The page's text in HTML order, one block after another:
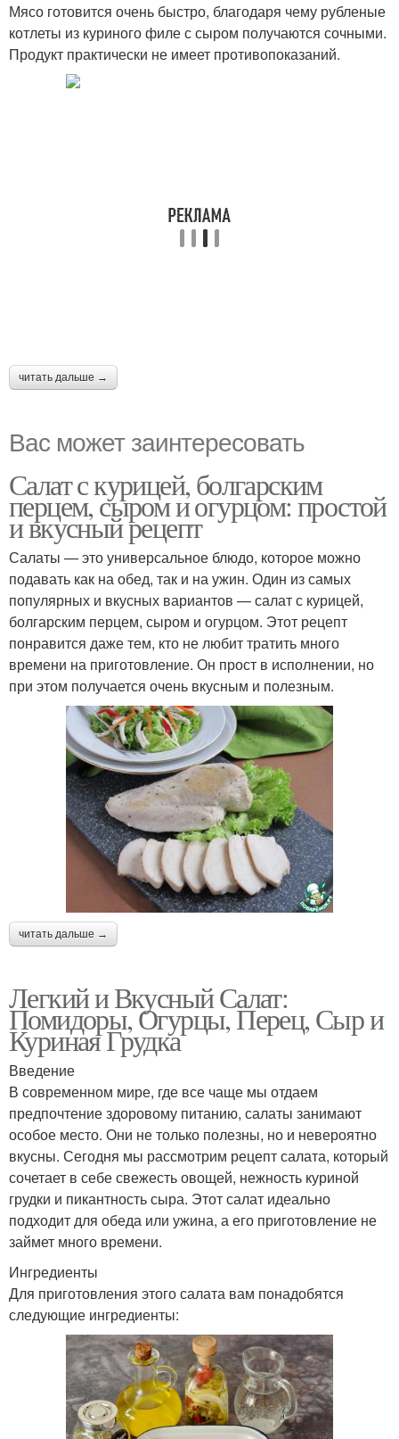
Мясо готовится очень быстро, благодаря чему рубленые
котлеты из куриного филе с сыром получаются сочными.
Продукт практически не имеет противопоказаний.
читать дальше →
Вас может заинтересовать
Салат с курицей, болгарским
перцем, сыром и огурцом: простой
и вкусный рецепт
Салаты — это универсальное блюдо, которое можно
подавать как на обед, так и на ужин. Один из самых
популярных и вкусных вариантов — салат с курицей,
болгарским перцем, сыром и огурцом. Этот рецепт
понравится даже тем, кто не любит тратить много
времени на приготовление. Он прост в исполнении, но
при этом получается очень вкусным и полезным.
читать дальше →
Легкий и Вкусный Салат:
Помидоры, Огурцы, Перец, Сыр и
Куриная Грудка
Введение
В современном мире, где все чаще мы отдаем
предпочтение здоровому питанию, салаты занимают
особое место. Они не только полезны, но и невероятно
вкусны. Сегодня мы рассмотрим рецепт салата, который
сочетает в себе свежесть овощей, нежность куриной
грудки и пикантность сыра. Этот салат идеально
подходит для обеда или ужина, а его приготовление не
займет много времени.
Ингредиенты
Для приготовления этого салата вам понадобятся
следующие ингредиенты: